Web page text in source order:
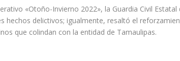
«Otoño-Invierno 2022», la Guardia Civil
hechos delictivos; igualmente, resaltó el
que colindan con la entidad de Tamaulipas.